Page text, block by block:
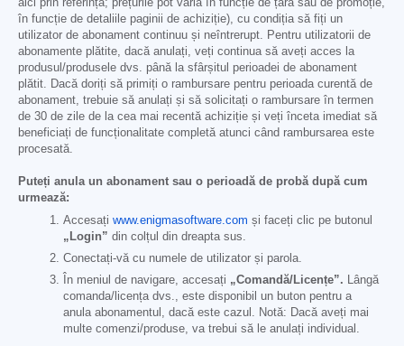
aici prin referință; prețurile pot varia în funcție de țară sau de promoție,
în funcție de detaliile paginii de achiziție), cu condiția să fiți un
utilizator de abonament continuu și neîntrerupt. Pentru utilizatorii de
abonamente plătite, dacă anulați, veți continua să aveți acces la
produsul/produsele dvs. până la sfârșitul perioadei de abonament
plătit. Dacă doriți să primiți o rambursare pentru perioada curentă de
abonament, trebuie să anulați și să solicitați o rambursare în termen
de 30 de zile de la cea mai recentă achiziție și veți înceta imediat să
beneficiați de funcționalitate completă atunci când rambursarea este
procesată.
Puteți anula un abonament sau o perioadă de probă după cum
urmează:
Accesați www.enigmasoftware.com și faceți clic pe butonul
„Login” din colțul din dreapta sus.
Conectați-vă cu numele de utilizator și parola.
În meniul de navigare, accesați „Comandă/Licențe”. Lângă
comanda/licența dvs., este disponibil un buton pentru a
anula abonamentul, dacă este cazul. Notă: Dacă aveți mai
multe comenzi/produse, va trebui să le anulați individual.